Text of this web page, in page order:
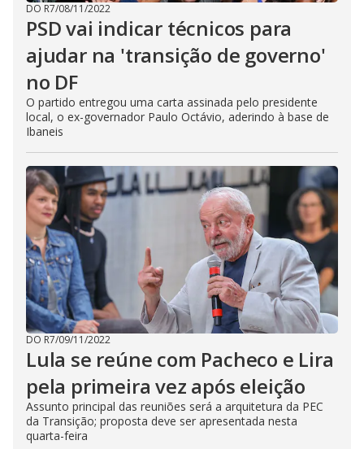
DO R7/08/11/2022
PSD vai indicar técnicos para
ajudar na 'transição de governo'
no DF
O partido entregou uma carta assinada pelo presidente
local, o ex-governador Paulo Octávio, aderindo à base de
Ibaneis
DO R7/09/11/2022
Lula se reúne com Pacheco e Lira
pela primeira vez após eleição
Assunto principal das reuniões será a arquitetura da PEC
da Transição; proposta deve ser apresentada nesta
quarta-feira